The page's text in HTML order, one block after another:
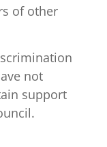
of other
not
support